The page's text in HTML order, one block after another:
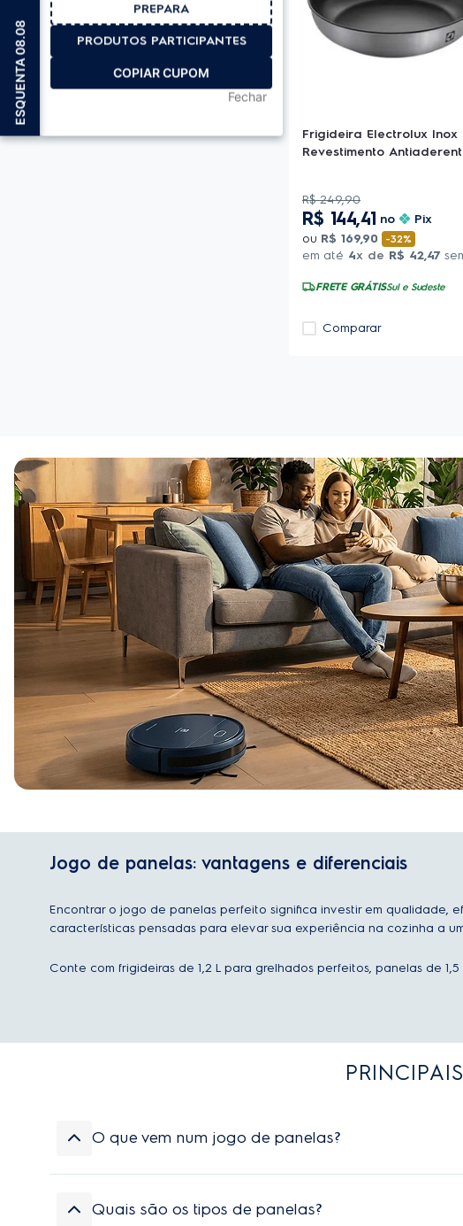
E
S
Q
U
E
N
T
A
0
8
.
0
8
PREPARA
PRODUTOS PARTICIPANTES
COPIAR CUPOM
Fechar
Frigideira Electrolux Inox
Revestimento
R$ 249,90
R$ 144,41 no
Pix
ou R$ 169,90 -32%
em até 4x de R$ 42,47
FRETE GRÁTISSul e Sudeste
Comparar
Jogo de panelas: vantagens e diferenciais
Encontrar o jogo de panelas perfeito significa investir em qualidade,
características pensadas para elevar sua experiência na cozinha a
Conte com frigideiras de 1,2 L para grelhados perfeitos, panelas de
O que vem num jogo de panelas?
Um conjunto típico inclui frigideiras e caçarolas de
Essa resposta foi útil? 0
Quais são os tipos de panelas?